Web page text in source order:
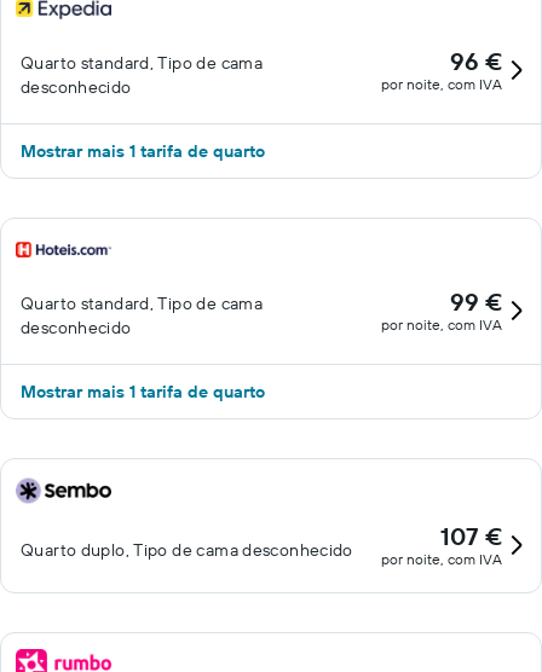
Quarto standard, Tipo de cama
desconhecido
96 €
por noite, com IVA
Mostrar mais 1 tarifa de quarto
Quarto standard, Tipo de cama
desconhecido
99 €
por noite, com IVA
Mostrar mais 1 tarifa de quarto
Quarto duplo, Tipo de cama desconhecido 107 €
por noite, com IVA